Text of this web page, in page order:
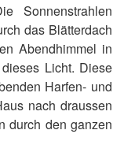
Sonnenstrahlen
das Blätterdach
Abendhimmel in
Licht. Diese
Harfen- und
nach draussen
durch den ganzen